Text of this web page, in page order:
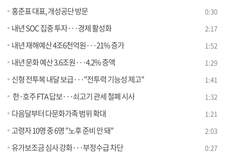
홍준표 대표, 개성공단 방문 0:30
내년 SOC 집중 투자···경제 활성화 2:17
내년 재해예산 4조6천억원···21% 증가 1:52
내년 문화 예산 3.6조원···4.2% 증액 1:29
신형 전투복 내달 보급···"전투력 기능성 제고" 1:41
한·호주 FTA 답보···쇠고기 관세 철폐 시사 1:32
다음달부터 다문화가족 범위 확대 1:21
고령자 10명 중 6명 "노후 준비 안 돼" 2:03
유가보조금 심사 강화···부정수급 차단 0:27